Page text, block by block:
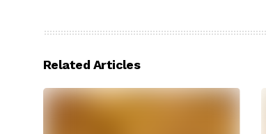
Related Articles